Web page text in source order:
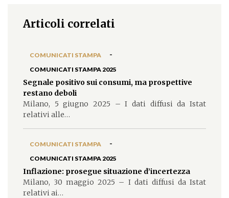
Articoli correlati
COMUNICATI STAMPA -
COMUNICATI STAMPA 2025
Segnale positivo sui consumi, ma prospettive
restano deboli
Milano, 5 giugno 2025 – I dati diffusi da Istat
relativi alle…
COMUNICATI STAMPA -
COMUNICATI STAMPA 2025
Inflazione: prosegue situazione d’incertezza
Milano, 30 maggio 2025 – I dati diffusi da Istat
relativi ai…